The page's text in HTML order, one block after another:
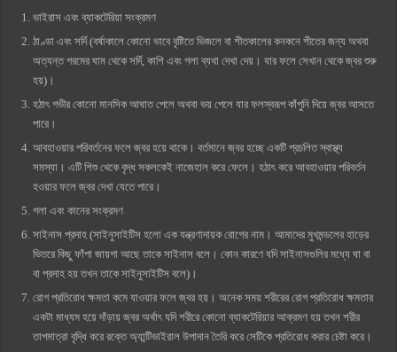
ভাইরাস এবং ব্যাকটেরিয়া সংক্রমণ
ঠাণ্ডা এবং সর্দি (বর্ষাকালে কোনো ভাবে বৃষ্টিতে ভিজলে বা শীতকালের কনকনে শীতের জন্য অথবা
অত্যন্ত গরমের ঘাম থেকে সর্দি, কাশি এবং গলা ব্যথা দেখা দেয়। যার ফলে সেখান থেকে জ্বর শুরু
হয়)।
হঠাৎ গভীর কোনো মানসিক আঘাত পেলে অথবা ভয় পেলে যার ফলস্বরূপ কাঁপুনি দিয়ে জ্বর আসতে
পারে।
আবহাওয়ার পরিবর্তনের ফলে জ্বর হয়ে থাকে। বর্তমানে জ্বর হচ্ছে একটি প্রচলিত স্বাস্থ্য
সমস্যা। এটি শিশু থেকে বৃদ্ধ সকলকেই নাজেহাল করে ফেলে। হঠাৎ করে আবহাওয়ার পরিবর্তন
হওয়ার ফলে জ্বর দেখা যেতে পারে।
গলা এবং কানের সংক্রমণ
সাইনাস প্রদাহ (সাইনুসাইটিস হলো এক যন্ত্রণাদায়ক রোগের নাম। আমাদের মুখমন্ডলের হাড়ের
ভিতরে কিছু ফাঁপা জায়গা আছে তাকে সাইনাস বলে। কোন কারণে যদি সাইনাসগুলির মধ্যে ঘা বা
বা প্রদাহ হয় তখন তাকে সাইনুসাইটিস বলে)।
রোগ প্রতিরোধ ক্ষমতা কমে যাওয়ার ফলে জ্বর হয়। অনেক সময় শরীরের রোগ প্রতিরোধ ক্ষমতার
একটা মাধ্যম হয়ে দাঁড়ায় জ্বর অর্থাৎ যদি শরীরে কোনো ব্যাকটেরিয়ার আক্রমণ হয় তখন শরীর
তাপমাত্রা বৃদ্ধি করে রক্তে অ্যান্টিভাইরাল উপাদান তৈরি করে সেটিকে প্রতিরোধ করার চেষ্টা করে।